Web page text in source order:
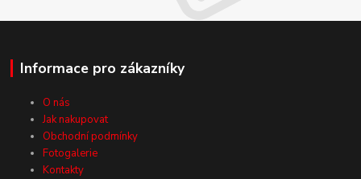
Informace pro zákazníky
O nás
Jak nakupovat
Obchodní podmínky
Fotogalerie
Kontakty